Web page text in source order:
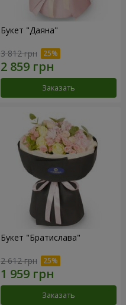
Букет "Даяна"
3 812 грн
Заказать
Букет "Братислава"
2 612 грн
Заказать